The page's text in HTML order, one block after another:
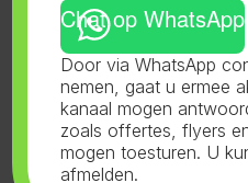
SKU:23.011
Tijdklokken ,Davin,DVK
Merk:Davin
Chat op WhatsApp
Door via WhatsApp
nemen, gaat u ermee
kanaal mogen
zoals offertes, flyers
mogen toesturen. U
afmelden.